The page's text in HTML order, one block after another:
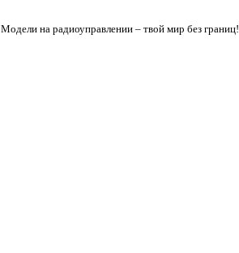
Модели на радиоуправлении – твой мир без границ!